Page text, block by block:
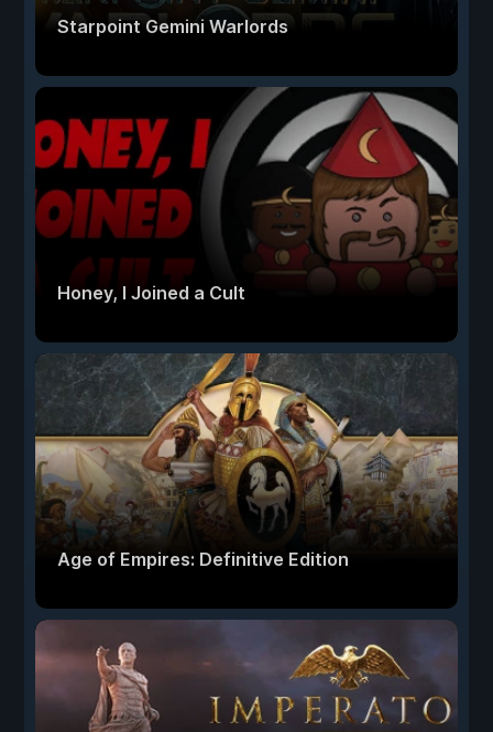
Starpoint Gemini Warlords
Honey, I Joined a Cult
Age of Empires: Definitive Edition